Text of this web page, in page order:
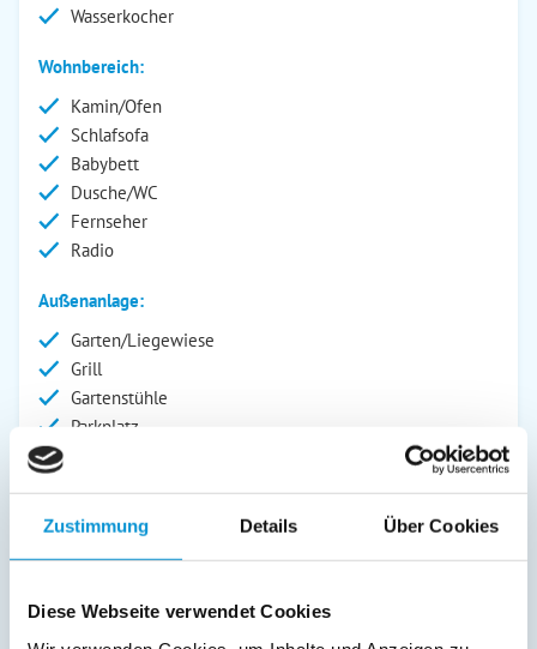
Zustimmung Details Über Cookies
Diese Webseite verwendet Cookies
Wasserkocher
Wohnbereich:
Kamin/Ofen
Schlafsofa
Babybett
Dusche/WC
Fernseher
Radio
Außenanlage:
Garten/Liegewiese
Grill
Gartenstühle
Parkplatz
Terrasse
Service:
Bettwäsche inkl.